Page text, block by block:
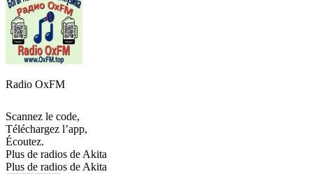
Radio OxFM
Scannez le code,
Téléchargez l’app,
Écoutez.
Plus de radios de Akita
Plus de radios de Akita